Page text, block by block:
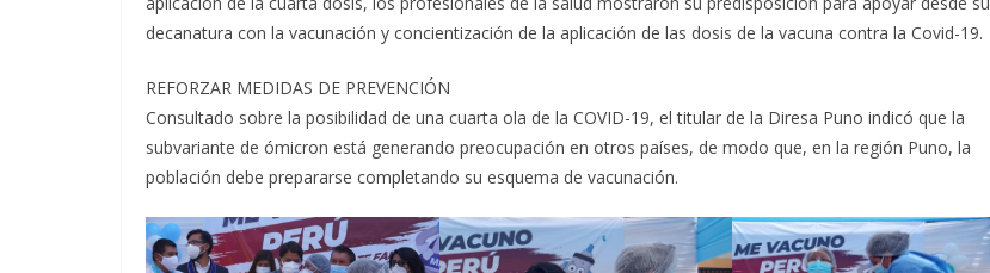
decanatura con la vacunación y concientización de la aplicación de las dosis de la vacuna contra la Covid-19.
REFORZAR MEDIDAS DE PREVENCIÓN
Consultado sobre la posibilidad de una cuarta ola de la COVID-19, el titular de la Diresa Puno indicó que la
subvariante de ómicron está generando preocupación en otros países, de modo que, en la región Puno, la
población debe prepararse completando su esquema de vacunación.